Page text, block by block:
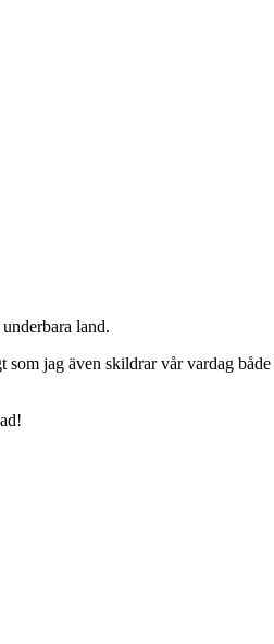
land.
jag även skildrar vår vardag